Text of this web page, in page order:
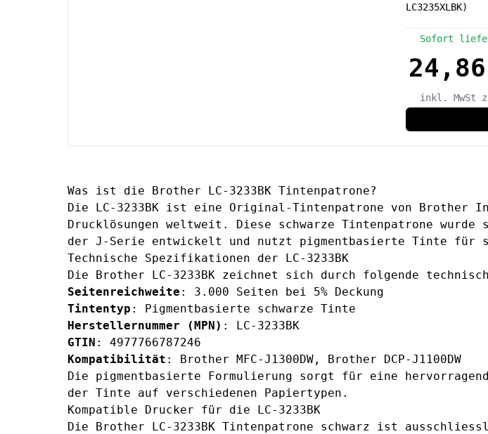
LC3235XLBK)
Sofort
inkl. MwSt
Was ist die Brother LC-3233BK Tintenpatrone?
Die LC-3233BK ist eine Original-Tintenpatrone von Brother
Drucklösungen weltweit. Diese schwarze Tintenpatrone
der J-Serie entwickelt und nutzt pigmentbasierte Tinte für
Technische Spezifikationen der LC-3233BK
Die Brother LC-3233BK zeichnet sich durch folgende
Seitenreichweite : 3.000 Seiten bei 5% Deckung
Tintentyp : Pigmentbasierte schwarze Tinte
Herstellernummer (MPN) : LC-3233BK
GTIN : 4977766787246
Kompatibilität : Brother MFC-J1300DW, Brother DCP-J1100DW
Die pigmentbasierte Formulierung sorgt für eine
der Tinte auf verschiedenen Papiertypen.
Kompatible Drucker für die LC-3233BK
Die Brother LC-3233BK Tintenpatrone schwarz ist